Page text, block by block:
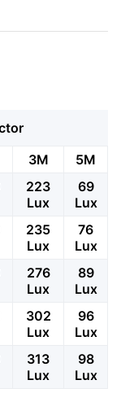
3M
5M
223
Lux
69
Lux
235
Lux
76
Lux
276
Lux
89
Lux
302
Lux
96
Lux
313
Lux
98
Lux